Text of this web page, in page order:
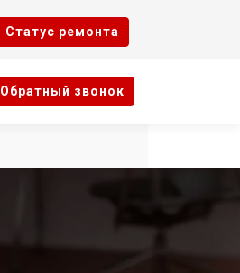
Cтатус ремонта
Oбратный звонок